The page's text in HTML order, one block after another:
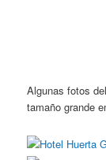
Algunas fotos
tamaño grande